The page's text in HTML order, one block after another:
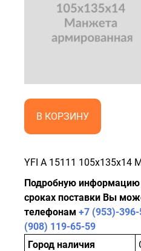
В КОРЗИНУ
YFI A 15111 105x135x14
Подробную информацию
сроках поставки Вы
телефонам +7 (953)-
(908) 119-65-59
Город наличия